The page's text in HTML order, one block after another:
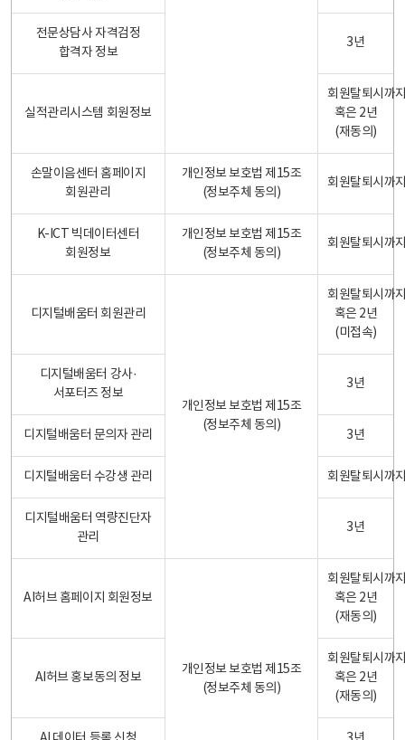
전문상담사 자격검정
합격자 정보
3년
실적관리시스템 회원정보
회원탈퇴시까
혹은 2년
(재동의)
손말이음센터 홈페이지
회원관리
개인정보 보호법 제15조
(정보주체 동의)
회원탈퇴시까
K-ICT 빅데이터센터
회원정보
개인정보 보호법 제15조
(정보주체 동의)
회원탈퇴시까
디지털배움터 회원관리
개인정보 보호법 제15조
(정보주체 동의)
회원탈퇴시까
혹은 2년
(미접속)
디지털배움터 강사·
서포터즈 정보
3년
디지털배움터 문의자 관리 3년
디지털배움터 수강생 관리 회원탈퇴시까
디지털배움터 역량진단자
관리
3년
AI허브 홈페이지 회원정보
개인정보 보호법 제15조
(정보주체 동의)
회원탈퇴시까
혹은 2년
(재동의)
AI허브 홍보동의 정보
회원탈퇴시까
혹은 2년
(재동의)